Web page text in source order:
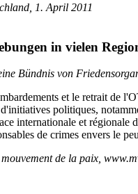
1. April 2011
in vielen
Bündnis von
et le retrait de
politiques,
internationale et régionale
de crimes envers le
mouvement de la paix,